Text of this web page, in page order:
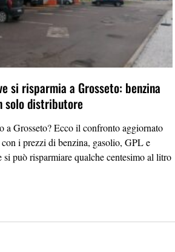
si risparmia a Grosseto: benzina
solo distributore
a Grosseto? Ecco il confronto aggiornato
i prezzi di benzina, gasolio, GPL e
si può risparmiare qualche centesimo al litro